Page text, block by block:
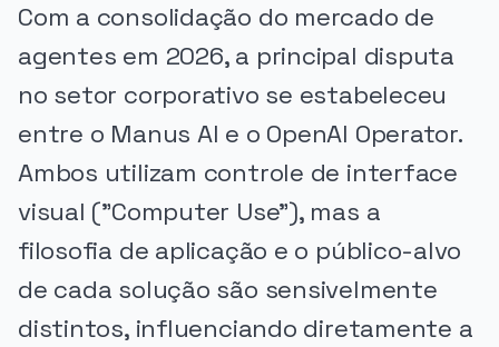
Com a consolidação do mercado de
agentes em 2026, a principal disputa
no setor corporativo se estabeleceu
entre o Manus AI e o OpenAI Operator.
Ambos utilizam controle de interface
visual ("Computer Use"), mas a
filosofia de aplicação e o público-alvo
de cada solução são sensivelmente
distintos, influenciando diretamente a